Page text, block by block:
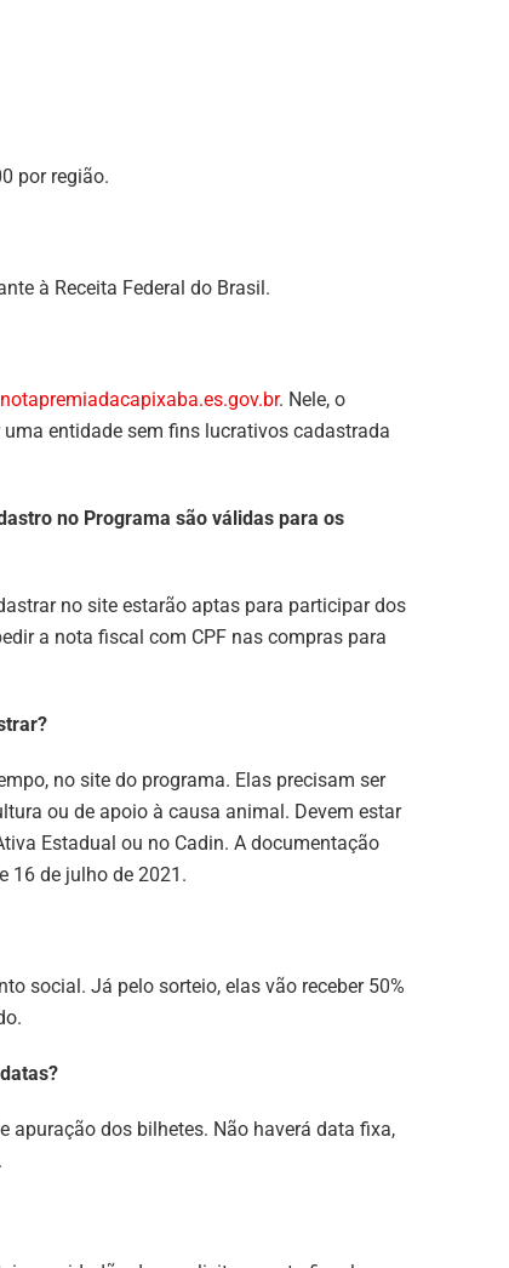
por região.
à Receita Federal do Brasil.
gov.br. Nele, o
entidade sem fins lucrativos cadastrada
no Programa são válidas para os
no site estarão aptas para participar dos
a nota fiscal com CPF nas compras para
no site do programa. Elas precisam ser
ou de apoio à causa animal. Devem estar
Estadual ou no Cadin. A documentação
16 de julho de 2021.
social. Já pelo sorteio, elas vão receber 50%
apuração dos bilhetes. Não haverá data fixa,